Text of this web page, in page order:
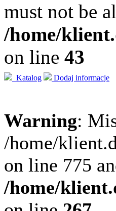
must not be
/home/
on line 43
Katalog Dodaj informacje
Warning:
/home/
on line 775
/home/